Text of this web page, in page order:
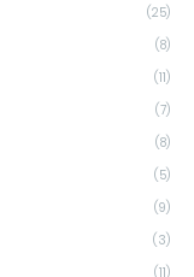
(25)
(8)
(11)
(7)
(8)
(5)
(9)
(3)
(11)